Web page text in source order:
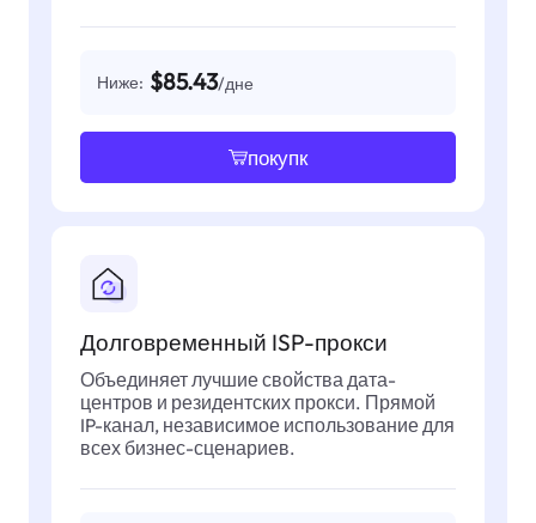
Ниже: $85.43/дне
покупк
Долговременный ISP-прокси
Объединяет лучшие свойства дата-
центров и резидентских прокси. Прямой
IP-канал, независимое использование для
всех бизнес-сценариев.